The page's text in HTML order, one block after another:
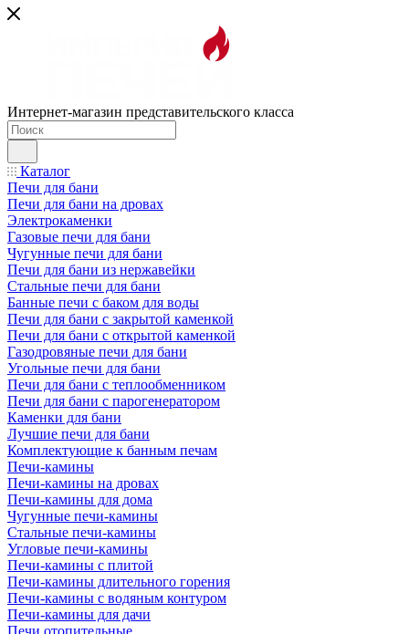
Интернет-магазин представительского класса
Каталог
Печи для бани
Печи для бани на дровах
Электрокаменки
Газовые печи для бани
Чугунные печи для бани
Печи для бани из нержавейки
Стальные печи для бани
Банные печи с баком для воды
Печи для бани с закрытой каменкой
Печи для бани с открытой каменкой
Газодровяные печи для бани
Угольные печи для бани
Печи для бани с теплообменником
Печи для бани с парогенератором
Каменки для бани
Лучшие печи для бани
Комплектующие к банным печам
Печи-камины
Печи-камины на дровах
Печи-камины для дома
Чугунные печи-камины
Стальные печи-камины
Угловые печи-камины
Печи-камины с плитой
Печи-камины длительного горения
Печи-камины с водяным контуром
Печи-камины для дачи
Печи отопительные